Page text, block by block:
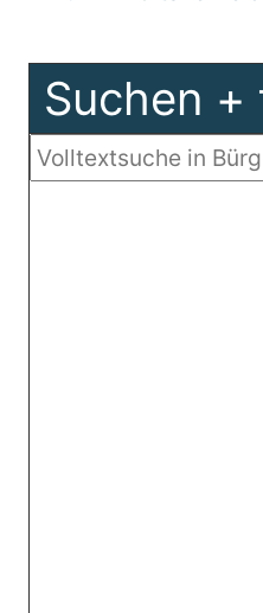
Suchen +